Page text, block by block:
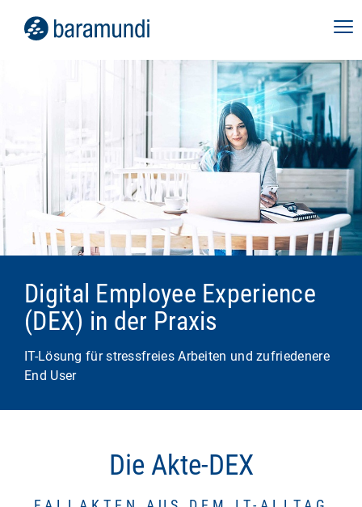
Digital Employee Experience
(DEX) in der Praxis
IT-Lösung für stressfreies Arbeiten und zufriedenere
End User
Die Akte-DEX